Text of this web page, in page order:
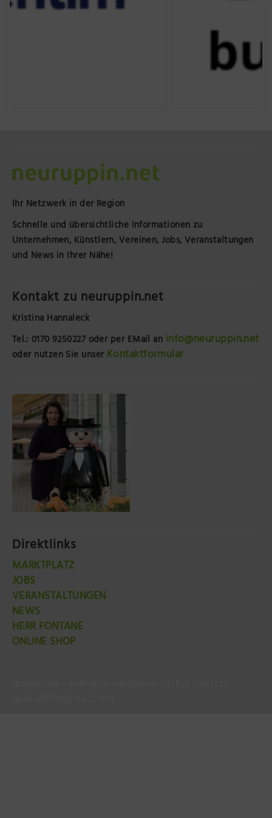
Ihr Netzwerk in der Region
Schnelle und übersichtliche Informationen zu
Unternehmen, Künstlern, Vereinen, Jobs, Veranstaltungen
und News in Ihrer Nähe!
Kontakt zu neuruppin.net
Kristina Hannaleck
Tel.: 0170 9250227 oder per EMail an info@neuruppin.net
oder nutzen Sie unser Kontaktformular
Direktlinks
MARKTPLATZ
JOBS
VERANSTALTUNGEN
NEWS
HERR FONTANE
ONLINE SHOP